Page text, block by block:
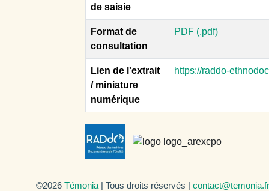
de saisie
Format de
consultation
PDF (.pdf)
Lien de l'extrait
/ miniature
numérique
https://raddo-
©2026 Témonia | Tous droits réservés | contact@temonia.fr